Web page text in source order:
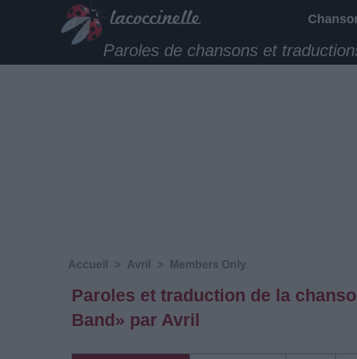
Paroles de chansons et
Accueil > Avril > Members Only
Paroles et traduction de la
Band» par Avril